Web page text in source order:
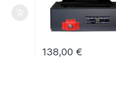
138,00 €